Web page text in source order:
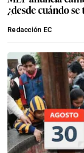
¿desde cuándo
Redacción EC